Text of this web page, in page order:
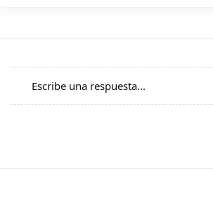
Escribe una respuesta...